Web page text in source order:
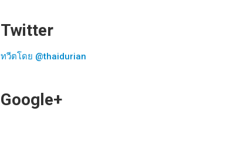
Twitter
ทวีตโดย @thaidurian
Google+